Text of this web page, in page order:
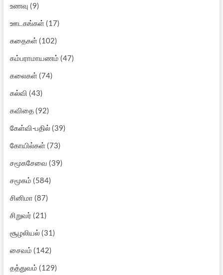
உணவு (9)
ஊடகங்கள்(17)
கதைகள்(102)
கம்பராமாயணம் (47)
கலைகள்(74)
கல்வி (43)
கவிதை(92)
கேள்வி-பதில்(39)
கோயில்கள்(73)
சமூகசேவை (39)
சமூகம் (584)
சினிமா (87)
சிறுவர் (21)
சூழலியல்(31)
சைவம் (142)
தத்துவம் (129)